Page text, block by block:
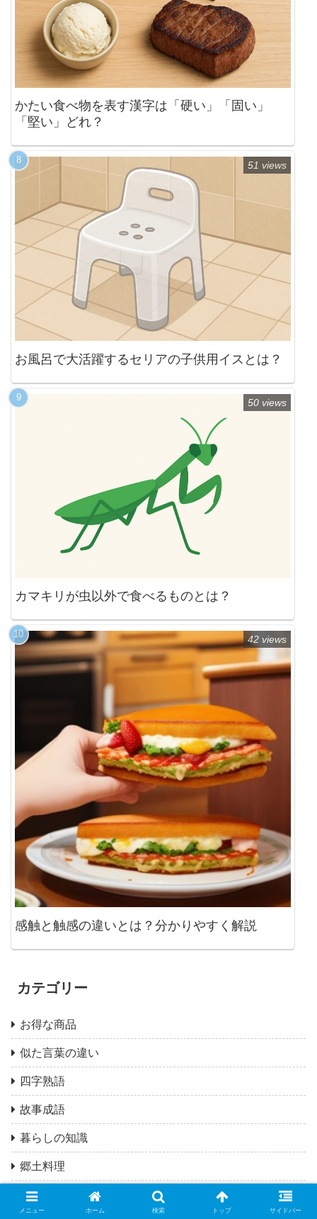
かたい食べ物を表す漢字は「硬い」「固い」
「堅い」どれ？
お風呂で大活躍するセリアの子供用イスとは？
51 views
カマキリが虫以外で食べるものとは？
50 views
感触と触感の違いとは？分かりやすく解説
42 views
カテゴリー
お得な商品
似た言葉の違い
四字熟語
故事成語
暮らしの知識
郷土料理
難語の解説
メニュー ホーム 検索 トップ サイドバー